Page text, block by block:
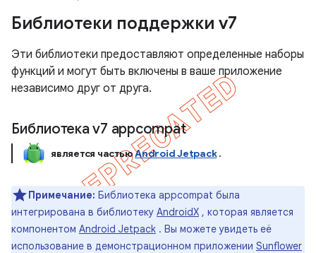
Библиотеки поддержки v7
Эти библиотеки предоставляют определенные наборы
функций и могут быть включены в ваше приложение
независимо друг от друга.
Библиотека v7 appcompat
является частьюAndroid Jetpack .
Примечание: Библиотека appcompat была
интегрирована в библиотеку AndroidX , которая является
компонентом Android Jetpack . Вы можете увидеть её
использование в демонстрационном приложении Sunflower